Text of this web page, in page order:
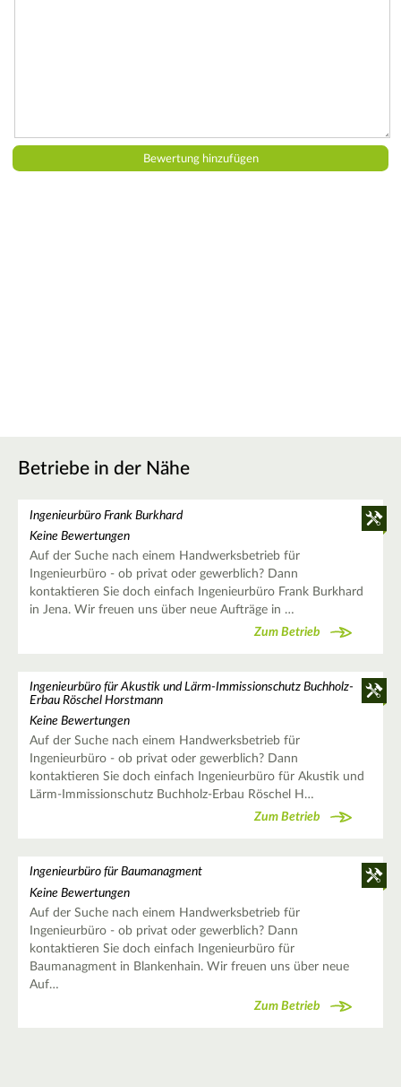
Betriebe in der Nähe
Ingenieurbüro Frank Burkhard
Keine Bewertungen
Auf der Suche nach einem Handwerksbetrieb für
Ingenieurbüro - ob privat oder gewerblich? Dann
kontaktieren Sie doch einfach Ingenieurbüro Frank Burkhard
in Jena. Wir freuen uns über neue Aufträge in …
Zum Betrieb
Ingenieurbüro für Akustik und Lärm-Immissionschutz Buchholz-
Erbau Röschel Horstmann
Keine Bewertungen
Auf der Suche nach einem Handwerksbetrieb für
Ingenieurbüro - ob privat oder gewerblich? Dann
kontaktieren Sie doch einfach Ingenieurbüro für Akustik und
Lärm-Immissionschutz Buchholz-Erbau Röschel H…
Zum Betrieb
Ingenieurbüro für Baumanagment
Keine Bewertungen
Auf der Suche nach einem Handwerksbetrieb für
Ingenieurbüro - ob privat oder gewerblich? Dann
kontaktieren Sie doch einfach Ingenieurbüro für
Baumanagment in Blankenhain. Wir freuen uns über neue
Auf…
Zum Betrieb